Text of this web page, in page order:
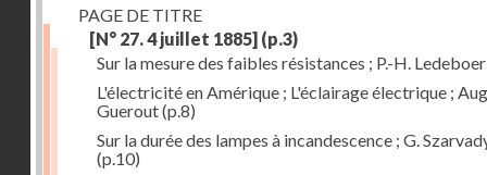
PAGE DE TITRE
[N° 27. 4 juillet 1885] (p.3)
Sur la mesure des faibles résistances ; P.-H. Ledeboer
L'électricité en Amérique ; L'éclairage électrique ;
Guerout(p.8)
Sur la durée des lampes à incandescence ; G.
(p.10)